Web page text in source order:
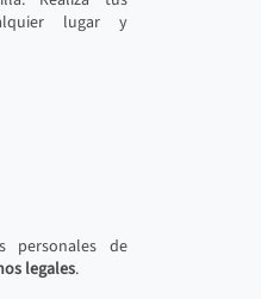
lugar y
personales de
legales.